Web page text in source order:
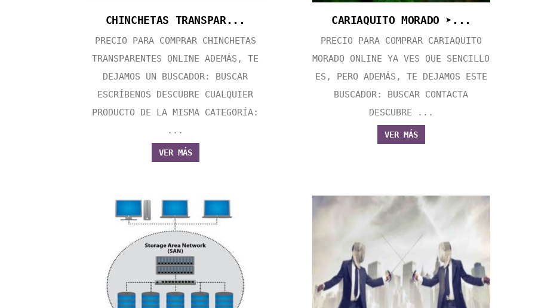
CHINCHETAS TRANSPAR...
PRECIO PARA COMPRAR CHINCHETAS
TRANSPARENTES ONLINE ADEMÁS, TE
DEJAMOS UN BUSCADOR: BUSCAR
ESCRÍBENOS DESCUBRE CUALQUIER
PRODUCTO DE LA MISMA CATEGORÍA:
...
VER MÁS
CARIAQUITO MORADO ➤...
PRECIO PARA COMPRAR CARIAQUITO
MORADO ONLINE YA VES QUE SENCILLO
ES, PERO ADEMÁS, TE DEJAMOS ESTE
BUSCADOR: BUSCAR CONTACTA
DESCUBRE ...
VER MÁS